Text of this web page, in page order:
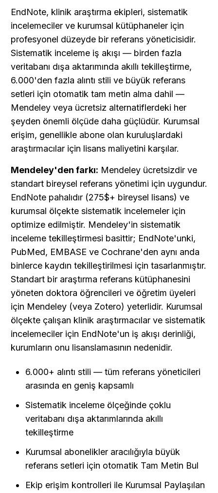
EndNote, klinik araştırma ekipleri, sistematik
incelemeciler ve kurumsal kütüphaneler için
profesyonel düzeyde bir referans yöneticisidir.
Sistematik inceleme iş akışı — birden fazla
veritabanı dışa aktarımında akıllı tekilleştirme,
6.000'den fazla alıntı stili ve büyük referans
setleri için otomatik tam metin alma dahil —
Mendeley veya ücretsiz alternatiflerdeki her
şeyden önemli ölçüde daha güçlüdür. Kurumsal
erişim, genellikle abone olan kuruluşlardaki
araştırmacılar için lisans maliyetini karşılar.
Mendeley'den farkı: Mendeley ücretsizdir ve
standart bireysel referans yönetimi için uygundur.
EndNote pahalıdır (275$+ bireysel lisans) ve
kurumsal ölçekte sistematik incelemeler için
optimize edilmiştir. Mendeley'in sistematik
inceleme tekilleştirmesi basittir; EndNote'unki,
PubMed, EMBASE ve Cochrane'den aynı anda
binlerce kaydın tekilleştirilmesi için tasarlanmıştır.
Standart bir araştırma referans kütüphanesini
yöneten doktora öğrencileri ve öğretim üyeleri
için Mendeley (veya Zotero) yeterlidir. Kurumsal
ölçekte çalışan klinik araştırmacılar ve sistematik
incelemeciler için EndNote'un iş akışı derinliği,
kurumların onu lisanslamasının nedenidir.
6.000+ alıntı stili — tüm referans yöneticileri
arasında en geniş kapsamlı
Sistematik inceleme ölçeğinde çoklu
veritabanı dışa aktarımlarında akıllı
tekilleştirme
Kurumsal abonelikler aracılığıyla büyük
referans setleri için otomatik Tam Metin Bul
Ekip erişim kontrolleri ile Kurumsal Paylaşılan